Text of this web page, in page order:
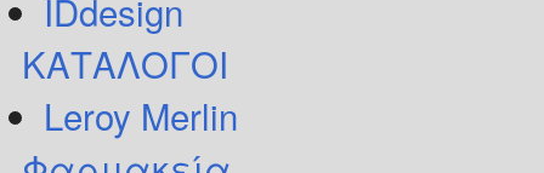
IDdesign
ΚΑΤΑΛΟΓΟΙ
Leroy Merlin